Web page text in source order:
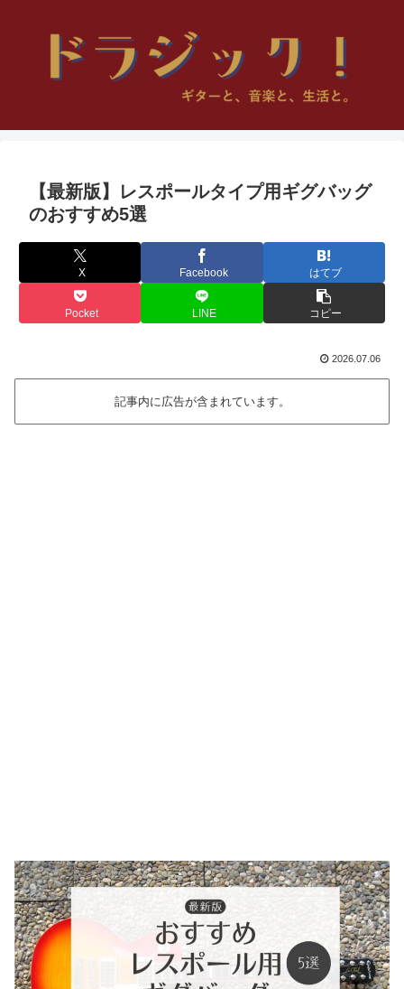
【最新版】レスポールタイプ用ギグバッグ
のおすすめ5選
X Facebook はてブ
Pocket LINE コピー
2026.07.06
記事内に広告が含まれています。